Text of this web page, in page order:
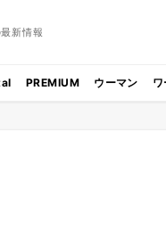
新情報
PREMIUM ウーマン